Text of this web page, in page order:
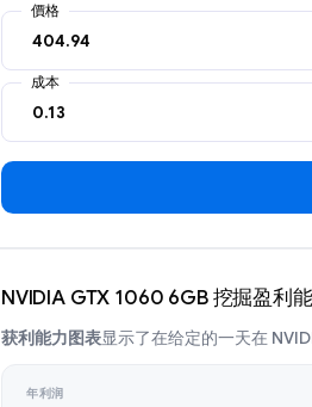
價格
成本
NVIDIA GTX 1060 6GB 挖掘盈利
获利能力图表显示了在给定的一天在
年利润